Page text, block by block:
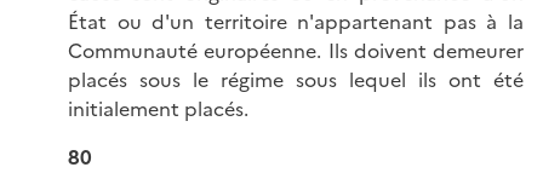
État ou d'un territoire n'appartenant pas à la
Communauté européenne. Ils doivent demeurer
placés sous le régime sous lequel ils ont été
initialement placés.
80